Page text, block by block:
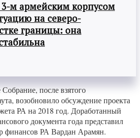
м армейским корпусом
на северо-
границы: она
после взятого
возобновило обсуждение проекта
РА на 2018 год. Доработанный
документа года представил
финансов РА Вардан Арамян.